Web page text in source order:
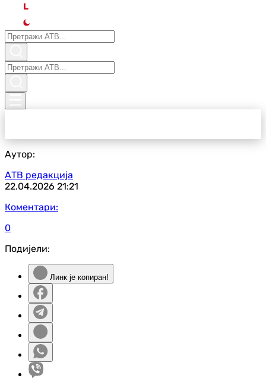
L
Аутор:
АТВ редакција
22.04.2026 21:21
Коментари:
0
Подијели:
Линк је копиран!